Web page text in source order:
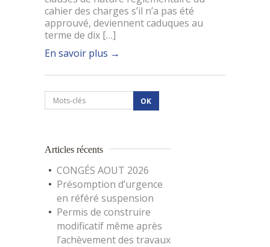
cahier des charges s’il n’a pas été
approuvé, deviennent caduques au
terme de dix […]
En savoir plus →
Articles récents
CONGÉS AOUT 2026
Présomption d’urgence
en référé suspension
Permis de construire
modificatif même après
l’achèvement des travaux